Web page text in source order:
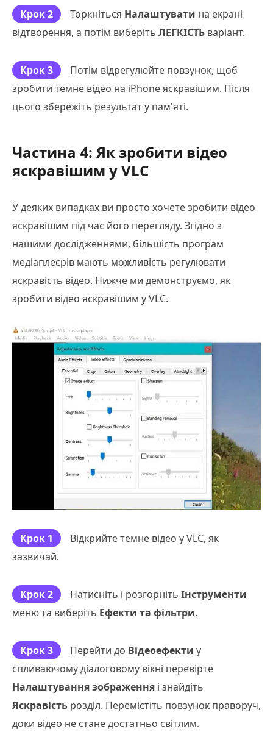
Крок 2 Торкніться Налаштувати на екрані
відтворення, а потім виберіть ЛЕГКІСТЬ варіант.
Крок 3
Потім відрегулюйте повзунок, щоб
зробити темне відео на iPhone яскравішим. Після
цього збережіть результат у пам'яті.
Частина 4: Як зробити відео
яскравішим у VLC
У деяких випадках ви просто хочете зробити відео
яскравішим під час його перегляду. Згідно з
нашими дослідженнями, більшість програм
медіаплеєрів мають можливість регулювати
яскравість відео. Нижче ми демонструємо, як
зробити відео яскравішим у VLC.
Крок 1
Відкрийте темне відео у VLC, як
зазвичай.
Крок 2 Натисніть і розгорніть Інструменти
меню та виберіть Ефекти та фільтри.
Крок 3 Перейти до Відеоефекти у
спливаючому діалоговому вікні перевірте
Налаштування зображення і знайдіть
Яскравість розділ. Перемістіть повзунок праворуч,
доки відео не стане достатньо світлим.